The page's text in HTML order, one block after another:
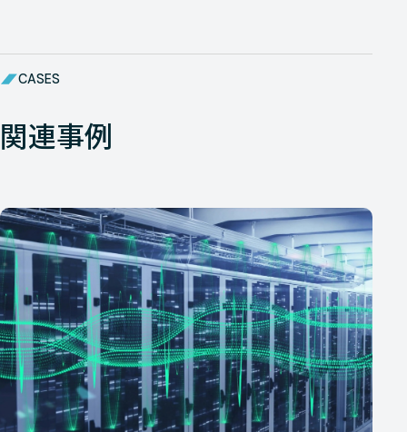
CASES
関連事例